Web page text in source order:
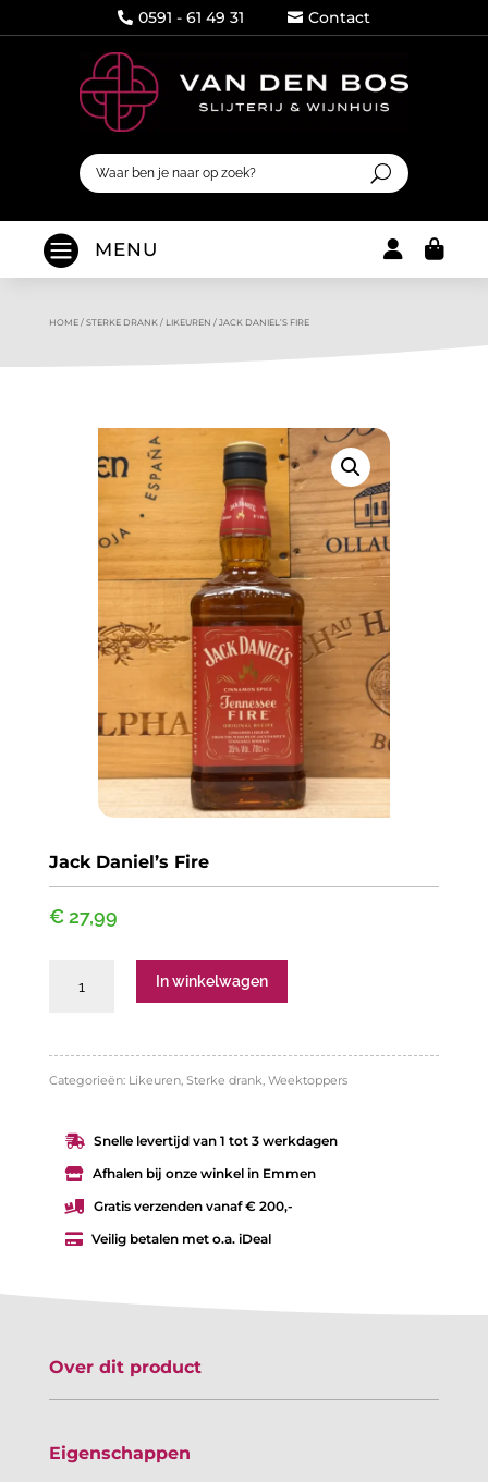
 0591 - 61 49 31  Contact
 MENU 
HOME/ STERKE DRANK / LIKEUREN / JACK DANIEL’S FIRE
Jack Daniel’s Fire
€27,99
aantal
In winkelwagen
Categorieën: Likeuren, Sterke drank, Weektoppers
 Snelle levertijd van 1 tot 3 werkdagen
 Afhalen bij onze winkel in Emmen
 Gratis verzenden vanaf € 200,-
 Veilig betalen met o.a. iDeal
Over dit product
Eigenschappen